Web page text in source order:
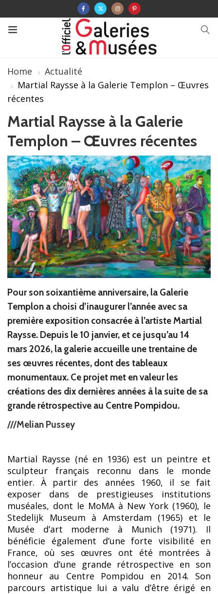
Home
Actualité
Martial Raysse à la Galerie Templon – Œuvres
récentes
Martial Raysse à la Galerie
Templon – Œuvres récentes
Pour son soixantième anniversaire, la Galerie
Templon a choisi d’inaugurer l’année avec sa
première exposition consacrée à l’artiste Martial
Raysse. Depuis le 10 janvier, et ce jusqu’au 14
mars 2026, la galerie accueille une trentaine de
ses œuvres récentes, dont des tableaux
monumentaux. Ce projet met en valeur les
créations des dix dernières années à la suite de sa
grande rétrospective au Centre Pompidou.
///Melian Pussey
Martial Raysse (né en 1936) est un peintre et
sculpteur français reconnu dans le monde
entier. À partir des années 1960, il se fait
exposer dans de prestigieuses institutions
muséales, dont le MoMA à New York (1960), le
Stedelijk Museum à Amsterdam (1965) et le
Musée d’art moderne à Munich (1971). Il
bénéficie également d’une forte visibilité en
France, où ses œuvres ont été montrées à
l’occasion d’une grande rétrospective en son
honneur au Centre Pompidou en 2014. Son
parcours artistique lui a valu d’être érigé en